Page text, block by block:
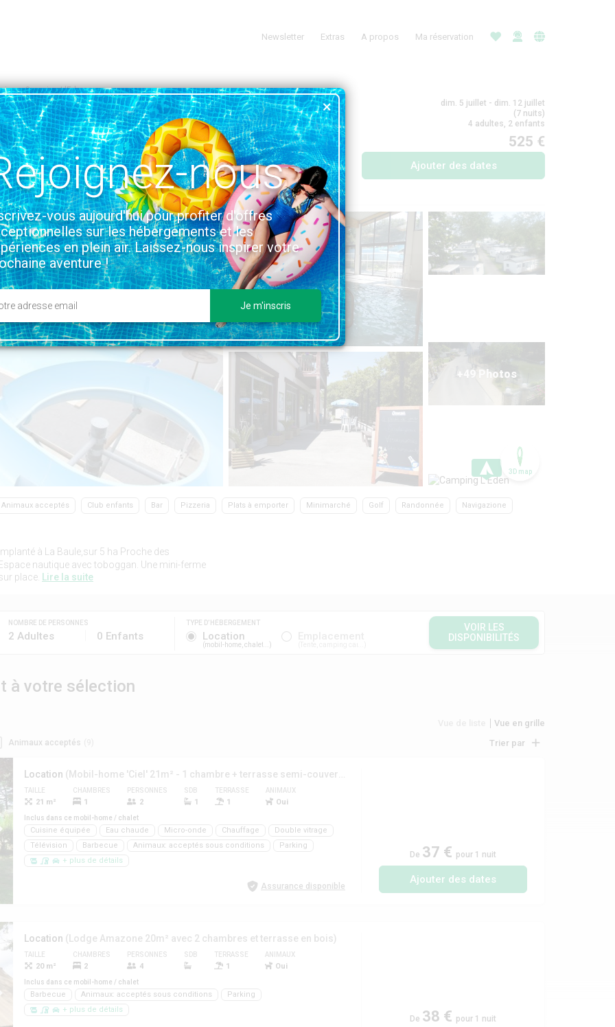
Newsletter Extras A propos Ma réservation
Camping L'Eden
| 2.1KM DE LA BAULE VOIR SUR LA CARTE
et installations Situation & Accès
dim. 5 juillet - dim. 12 juillet
(7 nuits)
4 adultes, 2 enfants
525 €
Ajouter des dates
+49 Photos
3D map
Animaux acceptés Club enfants Bar Pizzeria Plats à emporter Minimarché Golf Randonnée Navigazione
à La Baule,sur 5 ha Proche des
nautique avec toboggan. Une mini-ferme
place.
Lire la suite
NOMBRE DE PERSONNES
2 Adultes 0 Enfants
TYPE D’HÉBERGEMENT
Location
mobil-home, chalet...
VOIR LES
DISPONIBILITÉS
à votre sélection
Vue en grille
Animaux acceptés Trier par
Location
TAILLE
21 m²
CHAMBRES
1
PERSONNES
2
SDB
1
TERRASSE
1
ANIMAUX
Oui
Inclus dans ce mobil-home / chalet
Cuisine équipée Eau chaude Micro-onde Chauffage
Double vitrage
Télévision
Barbecue Animaux: acceptés sous conditions
Parking
+ plus de détails
Assurance disponible
De 37 € pour 1 nuit
Ajouter des dates
Location (Lodge Amazone 20m² avec 2 chambres et terrasse en bois)
TAILLE
20 m²
CHAMBRES
2
PERSONNES
4
SDB TERRASSE
1
ANIMAUX
Oui
Inclus dans ce mobil-home / chalet
Barbecue Animaux: acceptés sous conditions
Parking
+ plus de détails
De 38 € pour 1 nuit
nous
vous aujourd'hui pour profiter d'offres
sur les hébergements et les
en plein air. Laissez-nous inspirer votre
aventure !
Je m'inscris